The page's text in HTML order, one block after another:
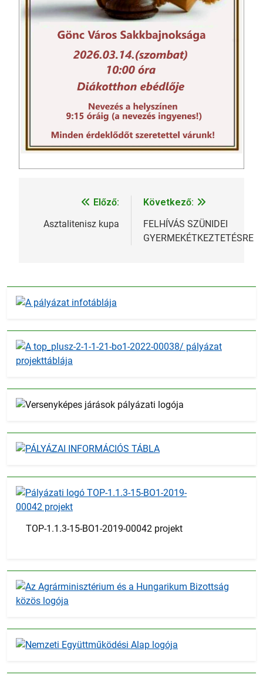
Bejegyzés
navigáció
Előző:
Asztalitenisz kupa
Következő:
FELHÍVÁS SZÜNIDEI
GYERMEKÉTKEZTETÉSRE
TOP-1.1.3-15-BO1-2019-00042 projekt